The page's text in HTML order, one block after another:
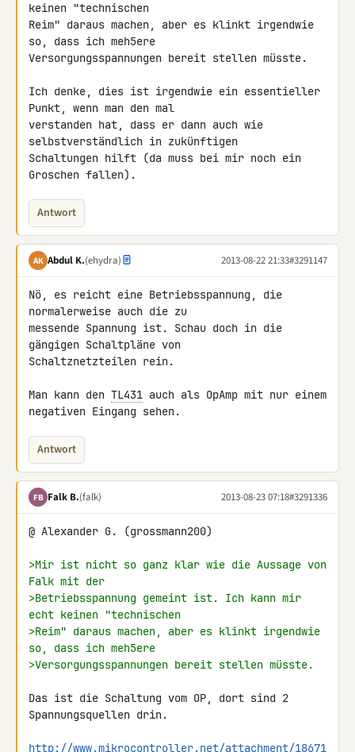
keinen "technischen
Reim" daraus machen, aber es klinkt irgendwie
so, dass ich meh5ere
Versorgungsspannungen bereit stellen müsste.
Ich denke, dies ist irgendwie ein essentieller
Punkt, wenn man den mal
verstanden hat, dass er dann auch wie
selbstverständlich in zukünftigen
Schaltungen hilft (da muss bei mir noch ein
Groschen fallen).
Antwort
AK Abdul K.(ehydra) 2013-08-22 21:33#3291147
Nö, es reicht eine Betriebsspannung, die
normalerweise auch die zu
messende Spannung ist. Schau doch in die
gängigen Schaltpläne von
Schaltznetzteilen rein.
Man kann den TL431 auch als OpAmp mit nur einem
negativen Eingang sehen.
Antwort
FB Falk B.(falk) 2013-08-23 07:18#3291336
@ Alexander G. (grossmann200)
>Mir ist nicht so ganz klar wie die Aussage von
Falk mit der
>Betriebsspannung gemeint ist. Ich kann mir
echt keinen "technischen
>Reim" daraus machen, aber es klinkt irgendwie
so, dass ich meh5ere
>Versorgungsspannungen bereit stellen müsste.
Das ist die Schaltung vom OP, dort sind 2
Spannungsquellen drin.
http://www.mikrocontroller.net/attachment/18671